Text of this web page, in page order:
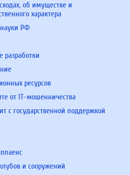
об имуществе и
характера
РФ
разработки
ресурсов
от IT-мошенничества
с государственной поддержкой
и сооружений